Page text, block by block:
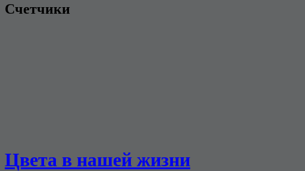
Счетчики
Цвета в нашей жизни